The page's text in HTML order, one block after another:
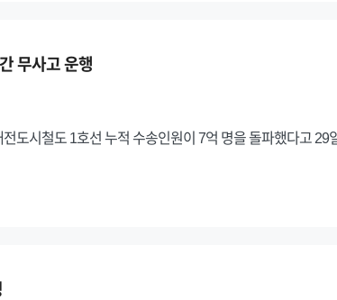
무사고 운행
도시철도 1호선 누적 수송인원이 7억 명을 돌파했다고 29